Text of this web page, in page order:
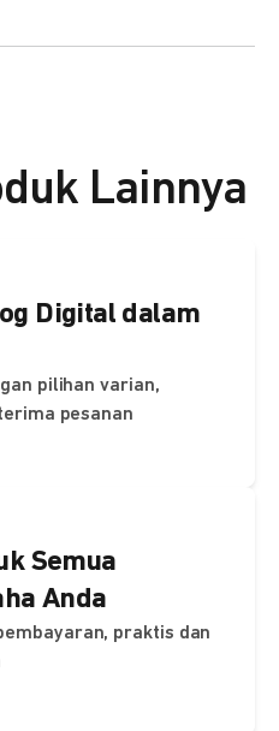
Lainnya
Digital dalam
pilihan varian,
pesanan
Semua
Anda
praktis dan